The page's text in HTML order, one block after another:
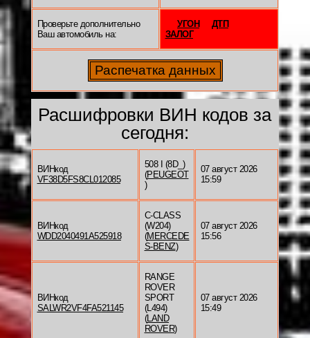
Проверьте дополнительно
Ваш автомобиль на:
УГОН
ДТП
ЗАЛОГ
Расшифровки ВИН кодов за
сегодня:
ВИНкод
VF38D5FS8CL012085
508 I (8D_)
(PEUGEOT
)
07 август 2026
15:59
ВИНкод
WDD2040491A525918
C-CLASS
(W204)
(MERCEDE
S-BENZ)
07 август 2026
15:56
ВИНкод
SALWR2VF4FA521145
RANGE
ROVER
SPORT
(L494)
(LAND
ROVER)
07 август 2026
15:49